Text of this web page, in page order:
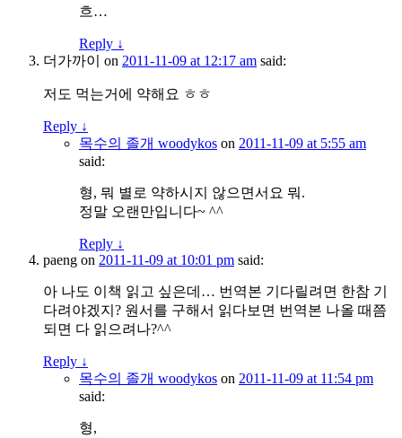
흐…
Reply ↓
더가까이
on 2011-11-09 at 12:17 am said:
저도 먹는거에 약해요 ㅎㅎ
Reply ↓
목수의 졸개 woodykos on 2011-11-09 at 5:55 am
said:
형, 뭐 별로 약하시지 않으면서요 뭐.
정말 오랜만입니다~ ^^
Reply ↓
paeng on 2011-11-09 at 10:01 pm said:
아 나도 이책 읽고 싶은데… 번역본 기다릴려면 한참 기
다려야겠지? 원서를 구해서 읽다보면 번역본 나올 때쯤
되면 다 읽으려나?^^
Reply ↓
목수의 졸개 woodykos on 2011-11-09 at 11:54 pm
said:
형,